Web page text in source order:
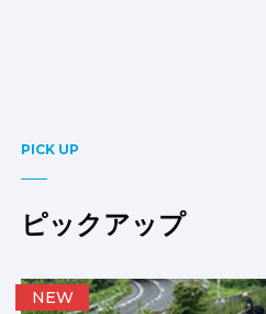
PICK UP
ピックアップ
NEW